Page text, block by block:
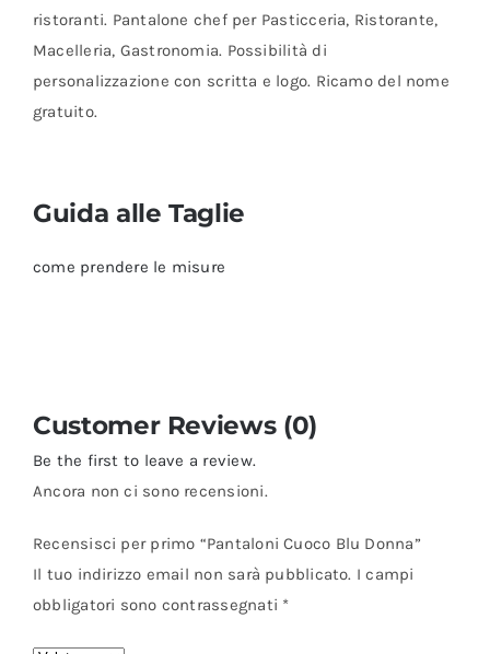
ristoranti. Pantalone chef per Pasticceria, Ristorante,
Macelleria, Gastronomia. Possibilità di
personalizzazione con scritta e logo. Ricamo del nome
gratuito.
Guida alle Taglie
come prendere le misure
Customer Reviews (0)
Be the first to leave a review.
Ancora non ci sono recensioni.
Recensisci per primo “Pantaloni Cuoco Blu Donna”
Il tuo indirizzo email non sarà pubblicato. I campi
obbligatori sono contrassegnati *